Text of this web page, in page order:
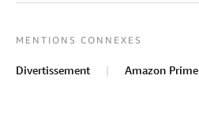
MENTIONS CONNEXES
Divertissement Amazon Prime